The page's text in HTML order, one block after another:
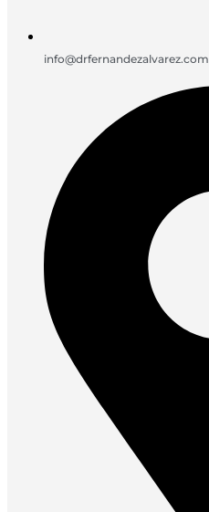
info@drfernandezalvarez.com